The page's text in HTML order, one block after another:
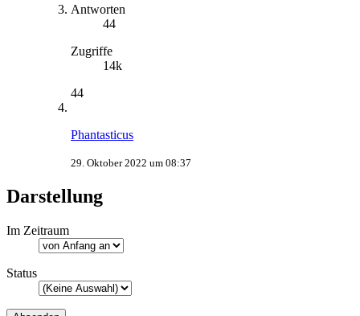
Antworten
44
Zugriffe
14k
44
Phantasticus
29. Oktober 2022 um 08:37
Darstellung
Im Zeitraum
Status